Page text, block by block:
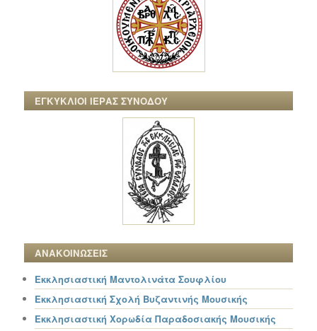
ΕΓΚΥΚΛΙΟΙ ΙΕΡΑΣ ΣΥΝΟΔΟΥ
ΑΝΑΚΟΙΝΩΣΕΙΣ
Εκκλησιαστική Μαντολινάτα Σουφλίου
Εκκλησιαστική Σχολή Βυζαντινής Μουσικής
Εκκλησιαστική Χορωδία Παραδοσιακής Μουσικής